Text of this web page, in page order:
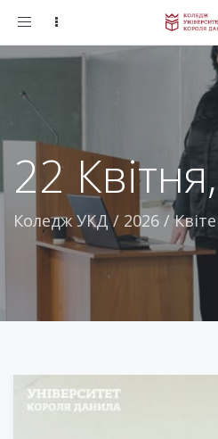
Toggle
22
Коледж УКД/ 2026 /